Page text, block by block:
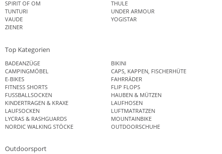
SPIRIT OF OM
THULE
TUNTURI
UNDER ARMOUR
VAUDE
YOGISTAR
ZIENER
Top Kategorien
BADEANZÜGE
BIKINI
CAMPINGMÖBEL
CAPS, KAPPEN, FISCHERHÜTE
E-BIKES
FAHRRÄDER
FITNESS SHORTS
FLIP FLOPS
FUSSBALLSOCKEN
HAUBEN & MÜTZEN
KINDERTRAGEN & KRAXE
LAUFHOSEN
LAUFSOCKEN
LUFTMATRATZEN
LYCRAS & RASHGUARDS
MOUNTAINBIKE
NORDIC WALKING STÖCKE
OUTDOORSCHUHE
Outdoorsport